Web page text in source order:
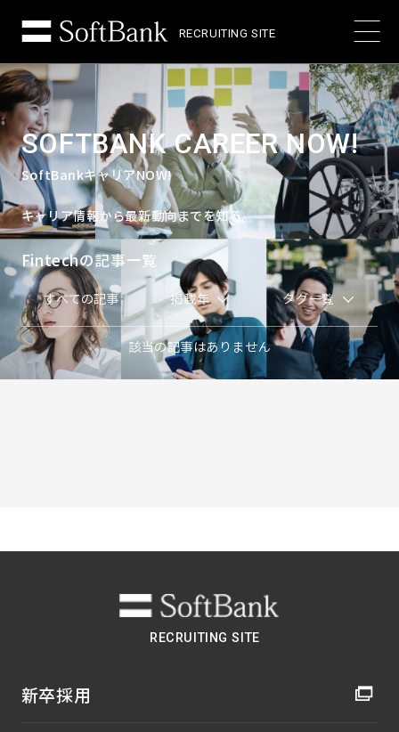
RECRUITING SITE
SOFTBANK CAREER NOW!
SoftBankキャリアNOW!
キャリア情報から最新動向までを知る。
Fintechの記事一覧
すべての記事 掲載年 タグ一覧
該当の記事はありません
RECRUITING SITE
新卒採用